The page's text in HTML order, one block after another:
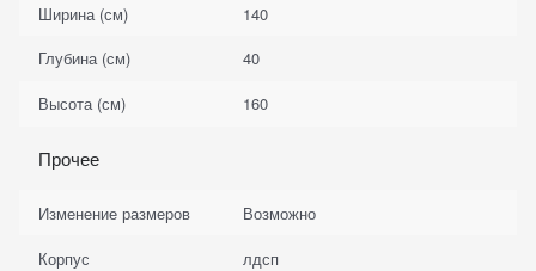
Ширина (см)
140
Глубина (см)
40
Высота (см)
160
Прочее
Изменение размеров
Возможно
Корпус
лдсп